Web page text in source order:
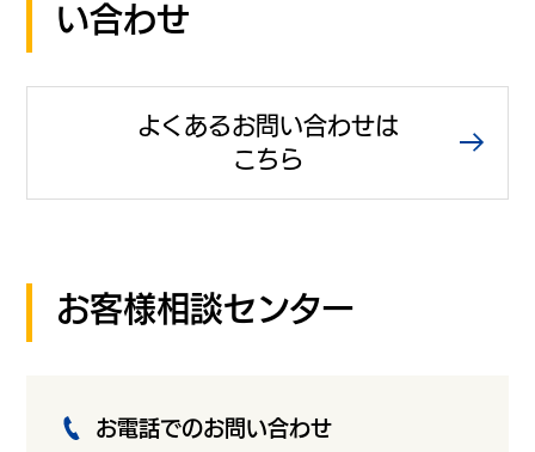
い合わせ
よくあるお問い合わせは
こちら
お客様相談センター
お電話でのお問い合わせ